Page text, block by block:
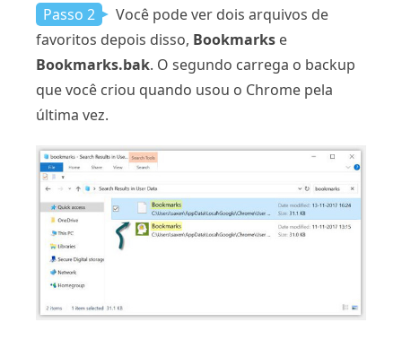
Passo 2
Você pode ver dois arquivos de
favoritos depois disso, Bookmarks e
Bookmarks.bak. O segundo carrega o backup
que você criou quando usou o Chrome pela
última vez.